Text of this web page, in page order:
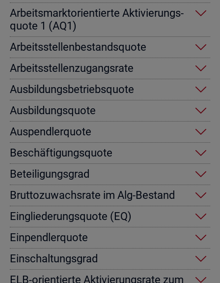
Ar­beits­markt­ori­en­tier­te Ak­ti­vie­rungs­
quo­te 1 (AQ1)
Ar­beits­stel­len­be­stands­quo­te
Ar­beits­stel­len­zu­gangs­ra­te
Aus­bil­dungs­be­triebs­quo­te
Aus­bil­dungs­quo­te
Aus­pend­ler­quo­te
Be­schäf­ti­gungs­quo­te
Be­tei­li­gungs­grad
Brut­to­zu­wachs­ra­te im Alg-Be­stand
Ein­glie­de­rungs­quo­te (EQ)
Ein­pend­ler­quo­te
Ein­schal­tungs­grad
ELB-ori­en­tier­te Ak­ti­vie­rungs­ra­te zum